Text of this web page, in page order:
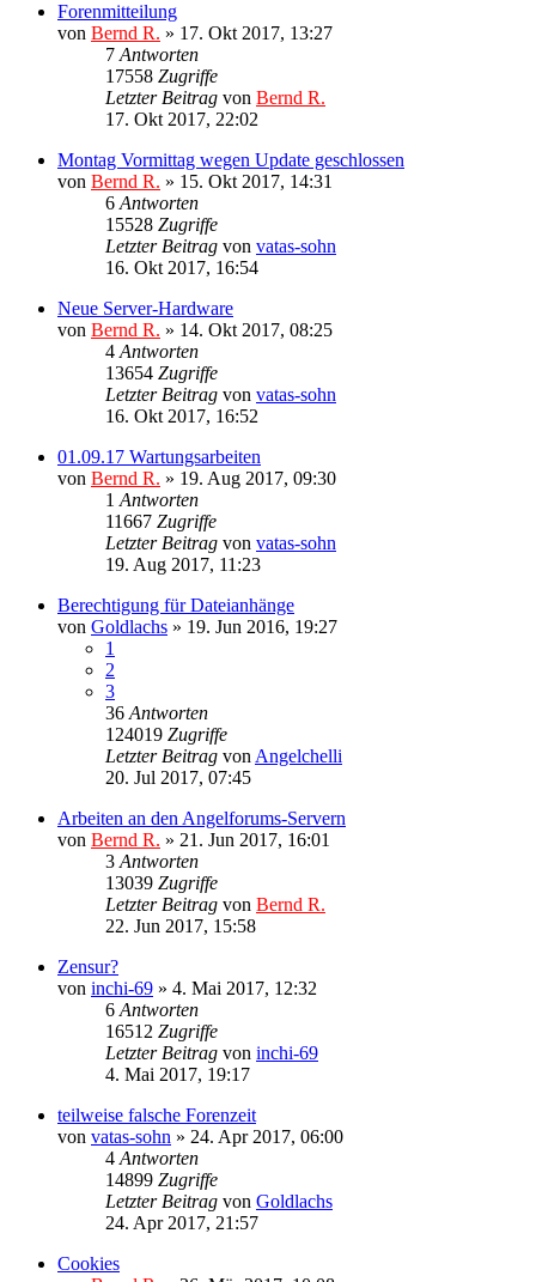
Forenmitteilung
von Bernd R. » 17. Okt 2017, 13:27
7 Antworten
17558 Zugriffe
Letzter Beitrag von Bernd R.
17. Okt 2017, 22:02
Montag Vormittag wegen Update geschlossen
von Bernd R. » 15. Okt 2017, 14:31
6 Antworten
15528 Zugriffe
Letzter Beitrag von vatas-sohn
16. Okt 2017, 16:54
Neue Server-Hardware
von Bernd R. » 14. Okt 2017, 08:25
4 Antworten
13654 Zugriffe
Letzter Beitrag von vatas-sohn
16. Okt 2017, 16:52
01.09.17 Wartungsarbeiten
von Bernd R. » 19. Aug 2017, 09:30
1 Antworten
11667 Zugriffe
Letzter Beitrag von vatas-sohn
19. Aug 2017, 11:23
Berechtigung für Dateianhänge
von Goldlachs » 19. Jun 2016, 19:27
1
2
3
36 Antworten
124019 Zugriffe
Letzter Beitrag von Angelchelli
20. Jul 2017, 07:45
Arbeiten an den Angelforums-Servern
von Bernd R. » 21. Jun 2017, 16:01
3 Antworten
13039 Zugriffe
Letzter Beitrag von Bernd R.
22. Jun 2017, 15:58
Zensur?
von inchi-69 » 4. Mai 2017, 12:32
6 Antworten
16512 Zugriffe
Letzter Beitrag von inchi-69
4. Mai 2017, 19:17
teilweise falsche Forenzeit
von vatas-sohn » 24. Apr 2017, 06:00
4 Antworten
14899 Zugriffe
Letzter Beitrag von Goldlachs
24. Apr 2017, 21:57
Cookies